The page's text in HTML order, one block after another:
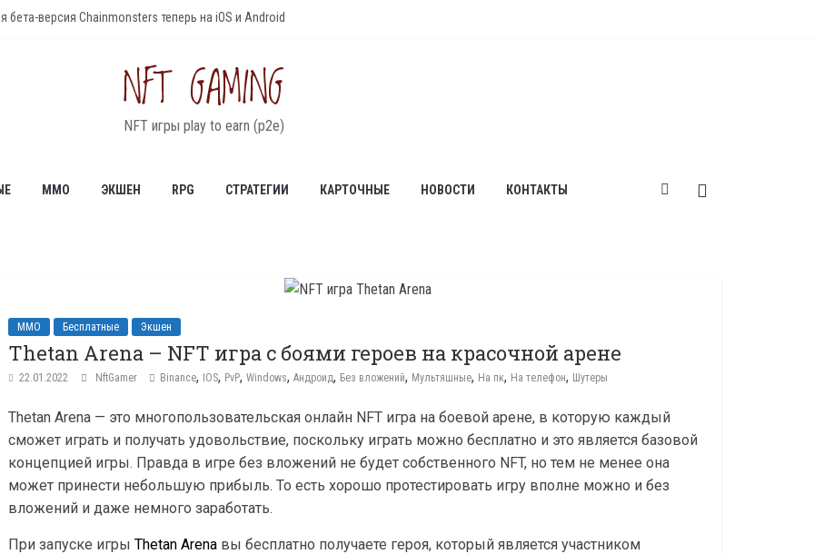
бета-версия Chainmonsters теперь на iOS и Android
– мультисетевая ферма для фарминга
– обновление игры и землевладение в 2022 году
NFT GAMING
NFT игры play to earn (p2e)
MMO ЭКШЕН RPG СТРАТЕГИИ КАРТОЧНЫЕ НОВОСТИ КОНТАКТЫ
MMO Бесплатные Экшен
Thetan Arena – NFT игра с боями героев на красочной арене
22.01.2022 NftGamer Binance, IOS, PvP, Windows, Андроид, Без вложений, Мультяшные, На пк, На телефон, Шутеры
Thetan Arena — это многопользовательская онлайн NFT игра на боевой арене, в которую каждый
сможет играть и получать удовольствие, поскольку играть можно бесплатно и это является базовой
концепцией игры. Правда в игре без вложений не будет собственного NFT, но тем не менее она
может принести небольшую прибыль. То есть хорошо протестировать игру вполне можно и без
вложений и даже немного заработать.
При запуске игры Thetan Arena вы бесплатно получаете героя, который является участником